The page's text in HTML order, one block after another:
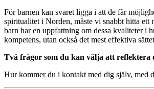
För barnen kan svaret ligga i att de får
spiritualitet i Norden, måste vi snabbt hitta
barn har en uppfattning om dessa kvaliteter i
kompetens, utan också det mest effektiva
Två frågor som du kan välja att reflektera
Hur kommer du i kontakt med dig själv, med